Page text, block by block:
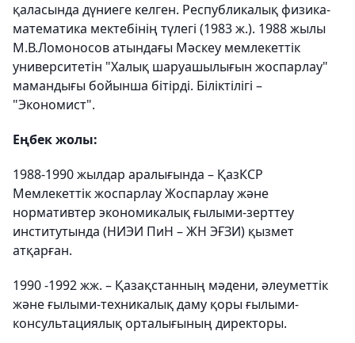
қаласында дүниеге келген. Республикалық физика-
математика мектебінің түлегі (1983 ж.). 1988 жылы
М.В.Ломоносов атындағы Мәскеу мемлекеттік
университетін "Халық шаруашылығын жоспарлау"
мамандығы бойынша бітірді. Біліктілігі –
"Экономист".
Еңбек жолы:
1988-1990 жылдар аралығында – ҚазКСР
Мемлекеттік жоспарлау Жоспарлау және
нормативтер экономикалық ғылыми-зерттеу
институтында (НИЭИ ПиН – ЖН ЭҒЗИ) қызмет
атқарған.
1990 -1992 жж. – Қазақстанның мәдени, әлеуметтік
және ғылыми-техникалық даму қоры ғылыми-
консультациялық орталығының директоры.